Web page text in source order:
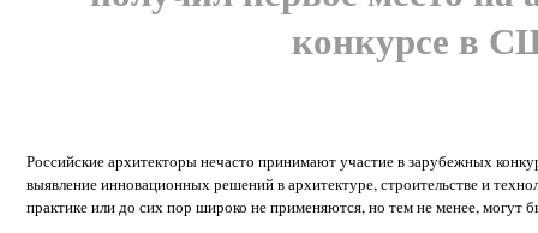
конкурсе в
Российские архитекторы нечасто принимают участие в зарубежных
выявление инновационных решений в архитектуре, строительстве и
практике или до сих пор широко не применяются, но тем не менее, могут